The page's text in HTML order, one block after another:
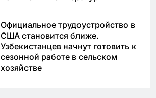
Официальное трудоустройство в
США становится ближе.
Узбекистанцев начнут готовить к
сезонной работе в сельском
хозяйстве